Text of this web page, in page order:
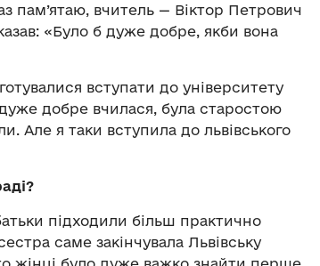
пам’ятаю, вчитель — Віктор Петрович
«Було б дуже добре, якби вона
вступати до університету
добре вчилася, була старостою
Але я таки вступила до львівського
підходили більш практично
саме закінчувала Львівську